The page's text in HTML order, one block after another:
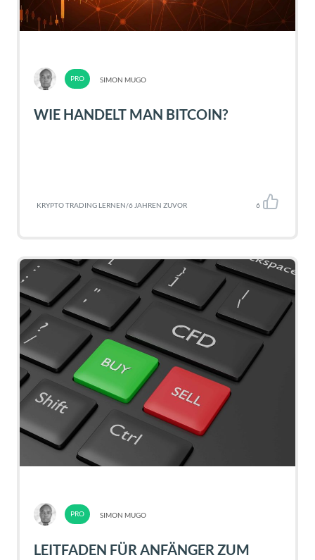
SIMON MUGO
WIE HANDELT MAN BITCOIN?
KRYPTO TRADING LERNEN/6 JAHREN ZUVOR 6
SIMON MUGO
LEITFADEN FÜR ANFÄNGER ZUM